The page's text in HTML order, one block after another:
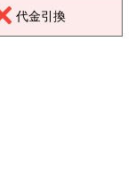
代金引換